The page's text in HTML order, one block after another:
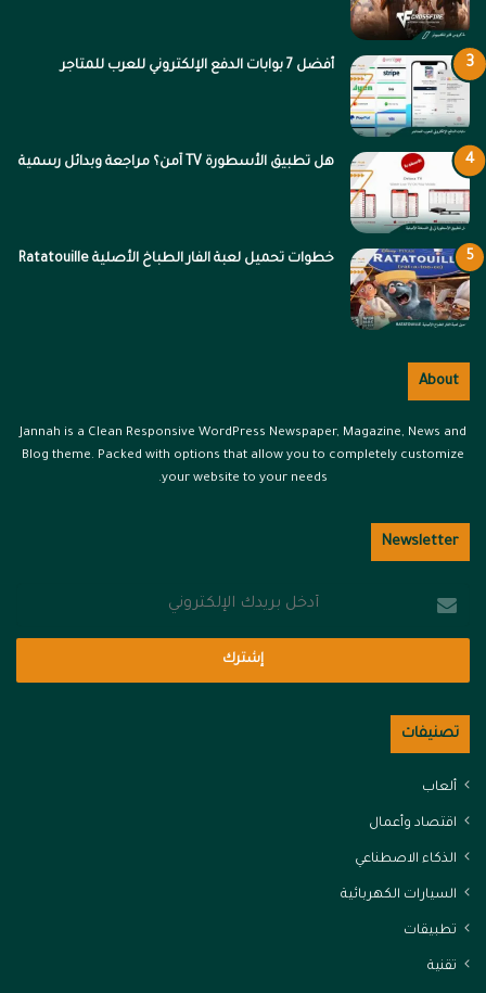
أفضل 7 بوابات الدفع الإلكتروني للعرب للمتاجر
هل تطبيق الأسطورة TV آمن؟ مراجعة وبدائل رسمية
خطوات تحميل لعبة الفار الطباخ الأصلية Ratatouille
About
Jannah is a Clean Responsive WordPress Newspaper, Magazine, News and
Blog theme. Packed with options that allow you to completely customize
your website to your needs.
Newsletter
بريدك
الإلكتروني
تصنيفات
ألعاب
اقتصاد وأعمال
الذكاء الاصطناعي
السيارات الكهربائية
تطبيقات
تقنية